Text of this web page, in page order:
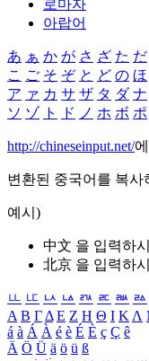
로마자
아랍어
あ ぁ か が さ ざ た だ
こ ご そ ぞ と ど の ほ
ア ァ カ サ ザ タ ダ ナ
ソ ゾ ト ド ノ ホ ボ ポ
http://chineseinput.net/
변환된 중국어를 복
예시)
中文 을 입력하
北京 을 입력하
ㅥ ㅦ ㅧ ㅨ ㅩ ㅪ ㅫ ㅬ
Α Β ΓΔ Ε Ζ Η Θ Ι ΚΛ
á à Á À é è É È ç Ç ê
Ä Ö Ü ä ö ü ß